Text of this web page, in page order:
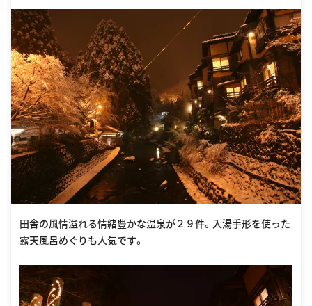
田舎の風情溢れる情緒豊かな温泉が２９件。入湯手形を使った
露天風呂めぐりも人気です。